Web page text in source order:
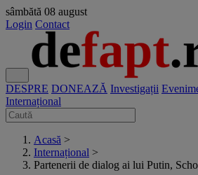
sâmbătă 08 august
Login Contact
DESPRE DONEAZĂ Investigații
Internațional
Acasă >
Internațional >
Partenerii de dialog ai lui Putin,